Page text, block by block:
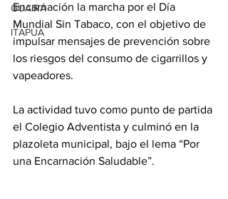
GUAIRÁ
ITAPUA
Encarnación la marcha por el Día
Mundial Sin Tabaco, con el objetivo de
impulsar mensajes de prevención sobre
los riesgos del consumo de cigarrillos y
vapeadores.
La actividad tuvo como punto de partida
el Colegio Adventista y culminó en la
plazoleta municipal, bajo el lema “Por
una Encarnación Saludable”.